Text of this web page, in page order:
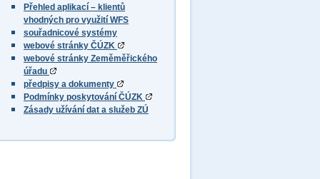
Přehled aplikací – klientů
vhodných pro využití WFS
souřadnicové systémy
webové stránky ČÚZK
webové stránky Zeměměřického
úřadu
předpisy a dokumenty
Podmínky poskytování ČÚZK
Zásady užívání dat a služeb ZÚ